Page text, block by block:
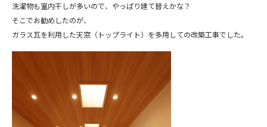
洗濯物も室内干しが多いので、やっぱり建て替えかな？
そこでお勧めしたのが、
ガラス瓦を利用した天窓（トップライト）を多用しての改築工事でした。